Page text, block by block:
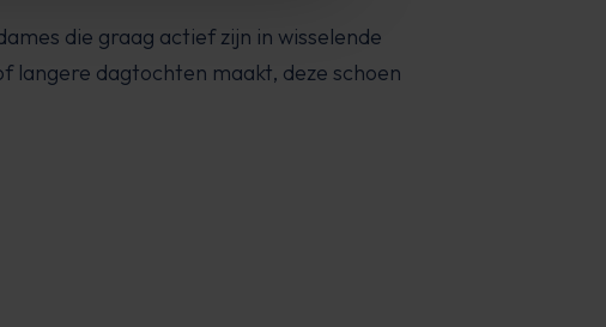
die graag actief zijn in wisselende
langere dagtochten maakt, deze schoen